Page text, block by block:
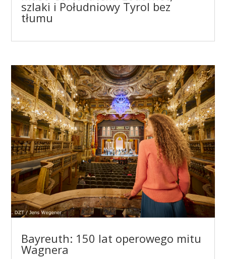
szlaki i Południowy Tyrol bez
tłumu
Bayreuth: 150 lat operowego mitu
Wagnera